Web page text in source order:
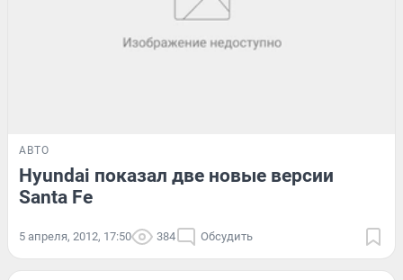
АВТО
Hyundai показал две новые версии
Santa Fe
5 апреля, 2012, 17:50 384 Обсудить